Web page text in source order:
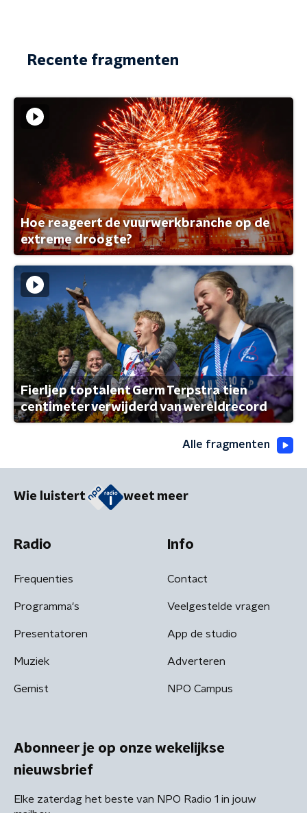
Recente fragmenten
Hoe reageert de vuurwerkbranche op de
extreme droogte?
Fierljep toptalent Germ Terpstra tien
centimeter verwijderd van wereldrecord
Alle fragmenten
Wie luistert weet meer
Radio
Frequenties
Programma's
Presentatoren
Muziek
Gemist
Info
Contact
Veelgestelde vragen
App de studio
Adverteren
NPO Campus
Abonneer je op onze wekelijkse
nieuwsbrief
Elke zaterdag het beste van NPO Radio 1 in jouw